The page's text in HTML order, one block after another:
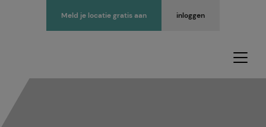
inloggen
Meld je locatie gratis aan